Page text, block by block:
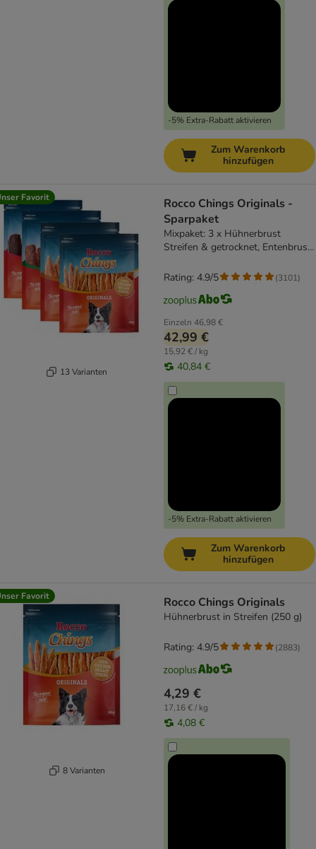
-5% Extra-Rabatt aktivieren
Zum Warenkorb
hinzufügen
Favorit
13 Varianten
Rocco Chings Originals -
Sparpaket
Mixpaket: 3 x Hühnerbrust
Streifen & getrocknet, Entenbrust,
Einzeln 46,98 €
42,99 €
15,92 € / kg
40,84 €
-5% Extra-Rabatt aktivieren
Rating: 4.9/5 (3101)
Zum Warenkorb
hinzufügen
Favorit
8 Varianten
Rocco Chings Originals
Hühnerbrust in Streifen (250 g)
4,29 €
17,16 € / kg
4,08 €
Rating: 4.9/5 (2883)